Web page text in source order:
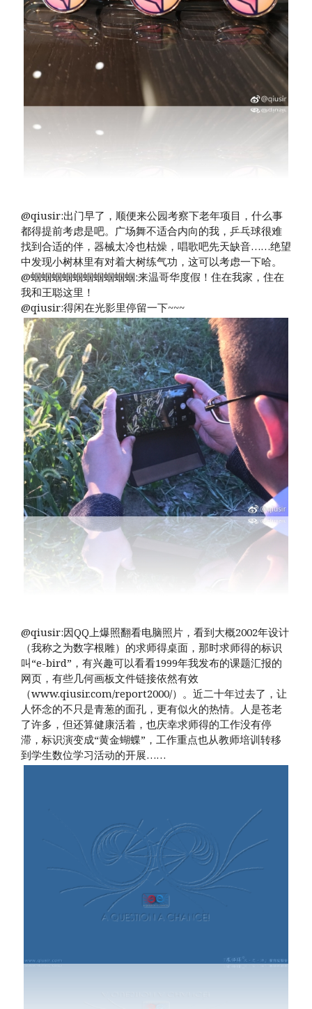
@qiusir:出门早了，顺便来公园考察下老年项目，什么事
都得提前考虑是吧。广场舞不适合内向的我，乒乓球很难
找到合适的伴，器械太冷也枯燥，唱歌吧先天缺音……绝望
中发现小树林里有对着大树练气功，这可以考虑一下哈。
@蝈蝈蝈蝈蝈蝈蝈蝈蝈蝈:来温哥华度假！住在我家，住在
我和王聪这里！
@qiusir:得闲在光影里停留一下~~~
@qiusir:因QQ上爆照翻看电脑照片，看到大概2002年设计
（我称之为数字根雕）的求师得桌面，那时求师得的标识
叫“e-bird”，有兴趣可以看看1999年我发布的课题汇报的
网页，有些几何画板文件链接依然有效
（www.qiusir.com/report2000/）。近二十年过去了，让
人怀念的不只是青葱的面孔，更有似火的热情。人是苍老
了许多，但还算健康活着，也庆幸求师得的工作没有停
滞，标识演变成“黄金蝴蝶”，工作重点也从教师培训转移
到学生数位学习活动的开展……